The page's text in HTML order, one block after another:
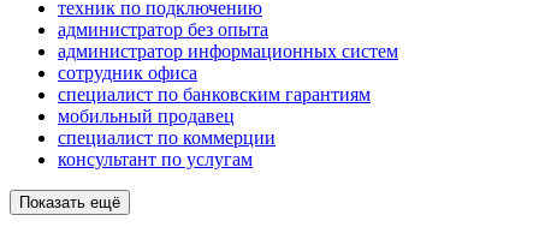
техник по подключению
администратор без опыта
администратор информационных систем
сотрудник офиса
специалист по банковским гарантиям
мобильный продавец
специалист по коммерции
консультант по услугам
Показать ещё